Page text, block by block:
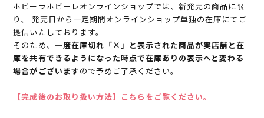
ホビーラホビーレオンラインショップでは、新発売の商品に限
り、 発売日から一定期間オンラインショップ単独の在庫にてご
提供いたしております。
そのため、 一度在庫切れ「×」と表示された商品が実店舗と在
庫を共有できるようになった時点で在庫ありの表示へと変わる
場合がございますので予めご了承ください。
【完成後のお取り扱い方法】こちらをご覧ください。